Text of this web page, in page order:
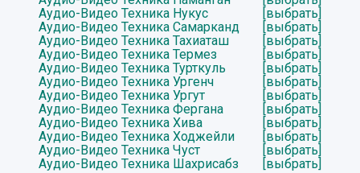
Аудио-Видео Техника Нукус
[выбрать]
Аудио-Видео Техника Самарканд
[выбрать]
Аудио-Видео Техника Тахиаташ
[выбрать]
Аудио-Видео Техника Термез
[выбрать]
Аудио-Видео Техника Турткуль
[выбрать]
Аудио-Видео Техника Ургенч
[выбрать]
Аудио-Видео Техника Ургут
[выбрать]
Аудио-Видео Техника Фергана
[выбрать]
Аудио-Видео Техника Хива
[выбрать]
Аудио-Видео Техника Ходжейли
[выбрать]
Аудио-Видео Техника Чуст
[выбрать]
Аудио-Видео Техника Шахрисабз
[выбрать]